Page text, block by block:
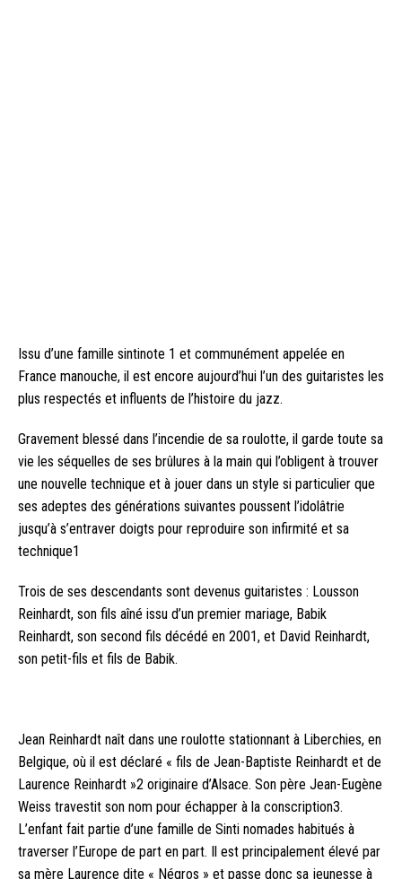
Issu d’une famille sintinote 1 et communément appelée en
France manouche, il est encore aujourd’hui l’un des guitaristes les
plus respectés et influents de l’histoire du jazz.
Gravement blessé dans l’incendie de sa roulotte, il garde toute sa
vie les séquelles de ses brûlures à la main qui l’obligent à trouver
une nouvelle technique et à jouer dans un style si particulier que
ses adeptes des générations suivantes poussent l’idolâtrie
jusqu’à s’entraver doigts pour reproduire son infirmité et sa
technique1
Trois de ses descendants sont devenus guitaristes : Lousson
Reinhardt, son fils aîné issu d’un premier mariage, Babik
Reinhardt, son second fils décédé en 2001, et David Reinhardt,
son petit-fils et fils de Babik.
Jean Reinhardt naît dans une roulotte stationnant à Liberchies, en
Belgique, où il est déclaré « fils de Jean-Baptiste Reinhardt et de
Laurence Reinhardt »2 originaire d’Alsace. Son père Jean-Eugène
Weiss travestit son nom pour échapper à la conscription3.
L’enfant fait partie d’une famille de Sinti nomades habitués à
traverser l’Europe de part en part. Il est principalement élevé par
sa mère Laurence dite « Négros » et passe donc sa jeunesse à